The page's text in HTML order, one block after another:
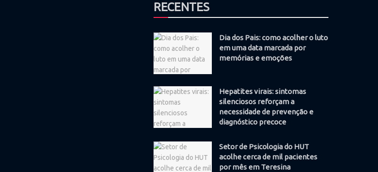
RECENTES
Dia dos Pais: como acolher o luto
em uma data marcada por
memórias e emoções
Hepatites virais: sintomas
silenciosos reforçam a
necessidade de prevenção e
diagnóstico precoce
Setor de Psicologia do HUT
acolhe cerca de mil pacientes
por mês em Teresina